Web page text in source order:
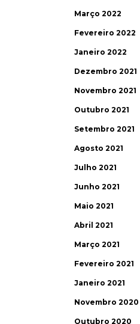
Março 2022
Fevereiro 2022
Janeiro 2022
Dezembro 2021
Novembro 2021
Outubro 2021
Setembro 2021
Agosto 2021
Julho 2021
Junho 2021
Maio 2021
Abril 2021
Março 2021
Fevereiro 2021
Janeiro 2021
Novembro 2020
Outubro 2020